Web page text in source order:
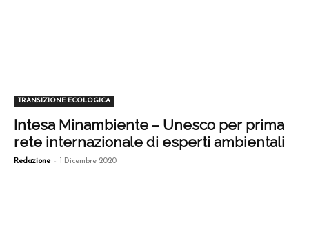
TRANSIZIONE ECOLOGICA
Intesa Minambiente – Unesco per prima
rete internazionale di esperti ambientali
Redazione - 1 Dicembre 2020